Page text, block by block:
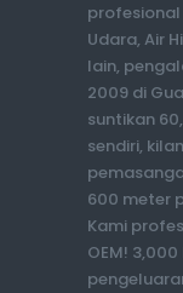
profesional
Udara, Air
lain,
2009 di
suntikan
sendiri,
600 meter
Kami
OEM!